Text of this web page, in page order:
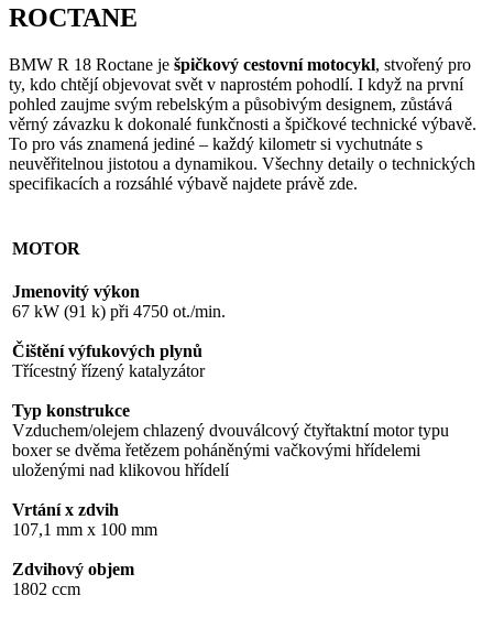
ROCTANE
BMW R 18 Roctane je špičkový cestovní motocykl, stvořený pro
ty, kdo chtějí objevovat svět v naprostém pohodlí. I když na první
pohled zaujme svým rebelským a působivým designem, zůstává
věrný závazku k dokonalé funkčnosti a špičkové technické výbavě.
To pro vás znamená jediné – každý kilometr si vychutnáte s
neuvěřitelnou jistotou a dynamikou. Všechny detaily o technických
specifikacích a rozsáhlé výbavě najdete právě zde.
MOTOR
Jmenovitý výkon
67 kW (91 k) při 4750 ot./min.
Čištění výfukových plynů
Třícestný řízený katalyzátor
Typ konstrukce
Vzduchem/olejem chlazený dvouválcový čtyřtaktní motor typu
boxer se dvěma řetězem poháněnými vačkovými hřídelemi
uloženými nad klikovou hřídelí
Vrtání x zdvih
107,1 mm x 100 mm
Zdvihový objem
1802 ccm